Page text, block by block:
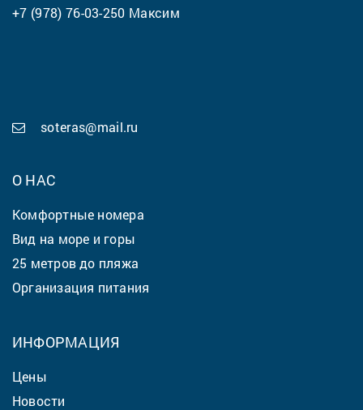
+7 (978) 76-03-250 Максим
soteras@mail.ru
О НАС
Комфортные номера
Вид на море и горы
25 метров до пляжа
Организация питания
ИНФОРМАЦИЯ
Цены
Новости